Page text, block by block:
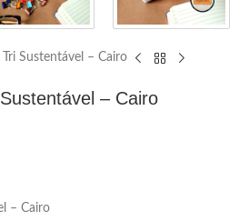
Tri Sustentável – Cairo
– Cairo
– Cairo